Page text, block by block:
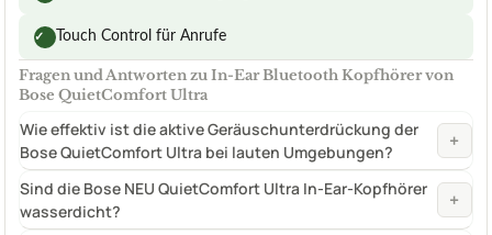
✓ Touch Control für Anrufe
Fragen und Antworten zu In-Ear Bluetooth Kopfhörer von
Bose QuietComfort Ultra
Wie effektiv ist die aktive Geräuschunterdrückung der
Bose QuietComfort Ultra bei lauten Umgebungen?
+
Sind die Bose NEU QuietComfort Ultra In-Ear-Kopfhörer
wasserdicht?
+